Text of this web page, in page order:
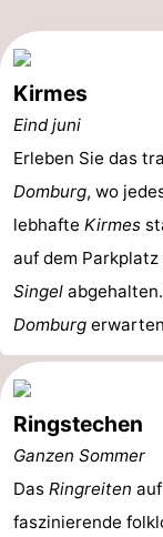
Kirmes
Eind juni
Erleben Sie das
Domburg, wo
lebhafte Kirmes
auf dem Parkplatz
Singel
Domburg
Ringstechen
Ganzen Sommer
Das Ringreiten
faszinierende